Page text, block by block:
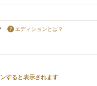
エディションとは？
すると表示されます